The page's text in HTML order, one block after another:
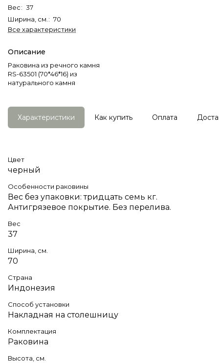
Вес: 37
Ширина, см. : 70
Все характеристики
Описание
Раковина из речного камня
RS-63501 (70*46*16) из
натурального камня
Характеристики Как купить Оплата
Цвет
черный
Особенности раковины
Вес без упаковки: тридцать семь кг.
Антигрязевое покрытие. Без перелива.
Вес
37
Ширина, см.
70
Страна
Индонезия
Способ установки
Накладная на столешницу
Комплектация
Раковина
Высота, см.